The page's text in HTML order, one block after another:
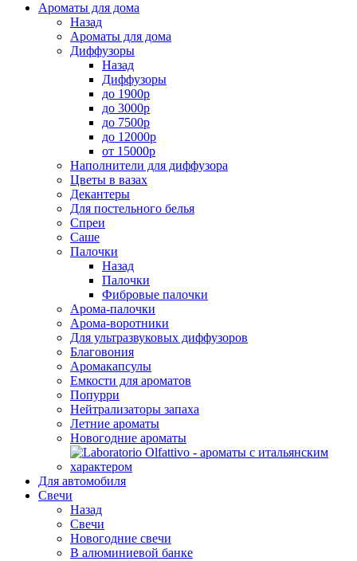
Ароматы для дома
Назад
Ароматы для дома
Диффузоры
Назад
Диффузоры
до 1900р
до 3000р
до 7500р
до 12000р
от 15000р
Наполнители для диффузора
Цветы в вазах
Декантеры
Для постельного белья
Спреи
Саше
Палочки
Назад
Палочки
Фибровые палочки
Арома-палочки
Арома-воротники
Для ультразвуковых диффузоров
Благовония
Аромакапсулы
Емкости для ароматов
Попурри
Нейтрализаторы запаха
Летние ароматы
Новогодние ароматы
Для автомобиля
Свечи
Назад
Свечи
Новогодние свечи
В алюминиевой банке